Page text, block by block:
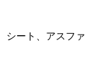
シート、アスファ